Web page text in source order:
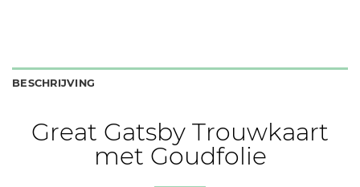
BESCHRIJVING
Great Gatsby Trouwkaart
met Goudfolie